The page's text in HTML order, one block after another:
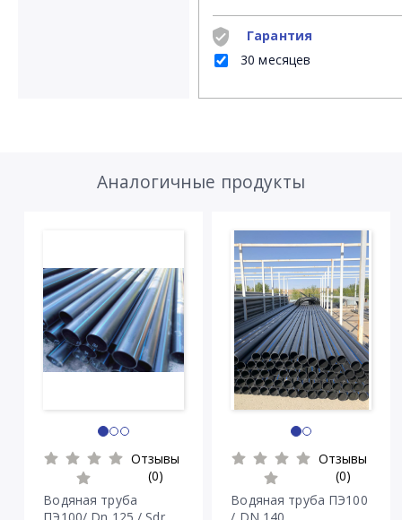
Гарантия
30 месяцев
Аналогичные продукты
Отзывы
(0)
Водяная труба
Отзывы
(0)
Водяная труба ПЭ100